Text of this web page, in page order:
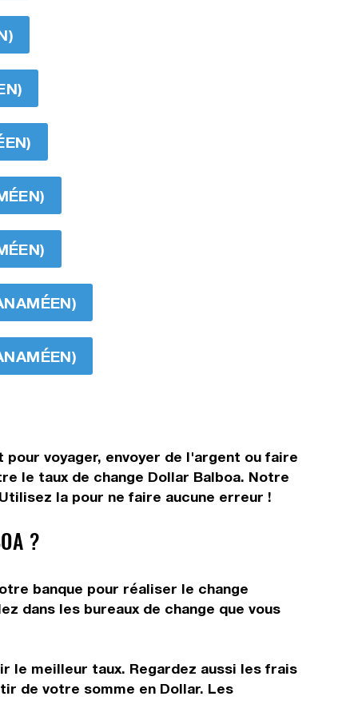
voyager, envoyer de l'argent ou faire
le taux de change Dollar Balboa. Notre
la pour ne faire aucune erreur !
?
banque pour réaliser le change
dans les bureaux de change que vous
le meilleur taux. Regardez aussi les frais
de votre somme en Dollar. Les